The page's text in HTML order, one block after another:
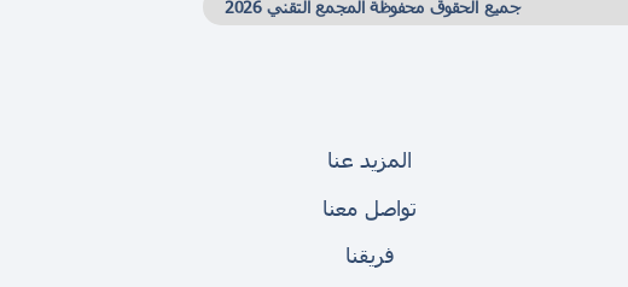
جميع الحقوق محفوظة المجمع التقني 2026
المزيد عنا
تواصل معنا
فريقنا